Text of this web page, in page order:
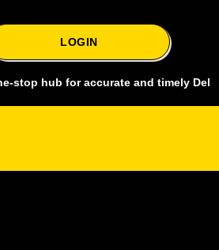
LOGIN
for accurate and timely Delhi